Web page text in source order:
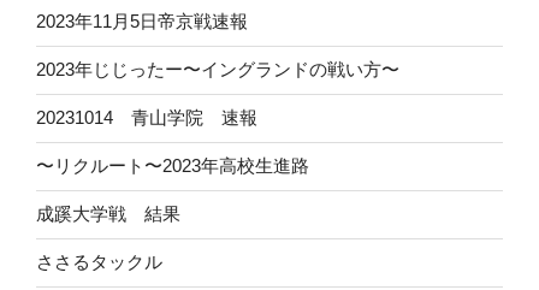
2023年11月5日帝京戦速報
2023年じじったー〜イングランドの戦い方〜
20231014 青山学院 速報
〜リクルート〜2023年高校生進路
成蹊大学戦 結果
ささるタックル